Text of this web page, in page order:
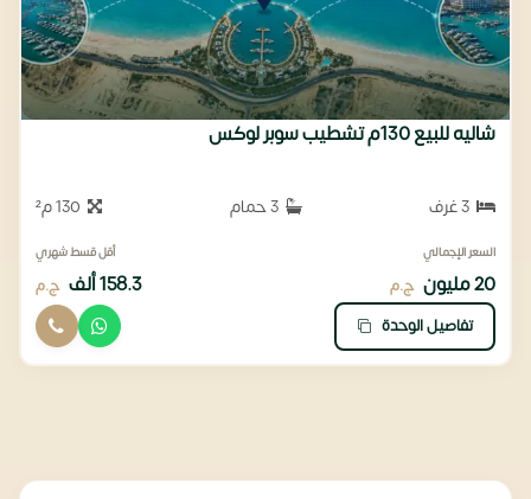
شاليه للبيع 130م تشطيب سوبر لوكس
3 حمام
السعر الإجمالي
20 مليون ج.م
أقل قسط شهري
158.3 ألف ج.م
تفاصيل الوحدة